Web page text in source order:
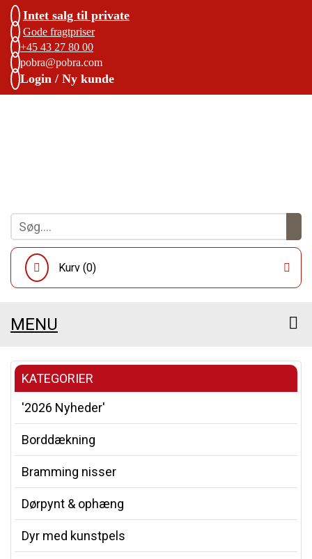
Intet salg til private
Gode fragtpriser
+45 43 27 80 00
pobra@pobra.com
Login / Ny kunde
Kurv (0)
MENU
KATEGORIER
'2026 Nyheder'
Borddækning
Bramming nisser
Dørpynt & ophæng
Dyr med kunstpels